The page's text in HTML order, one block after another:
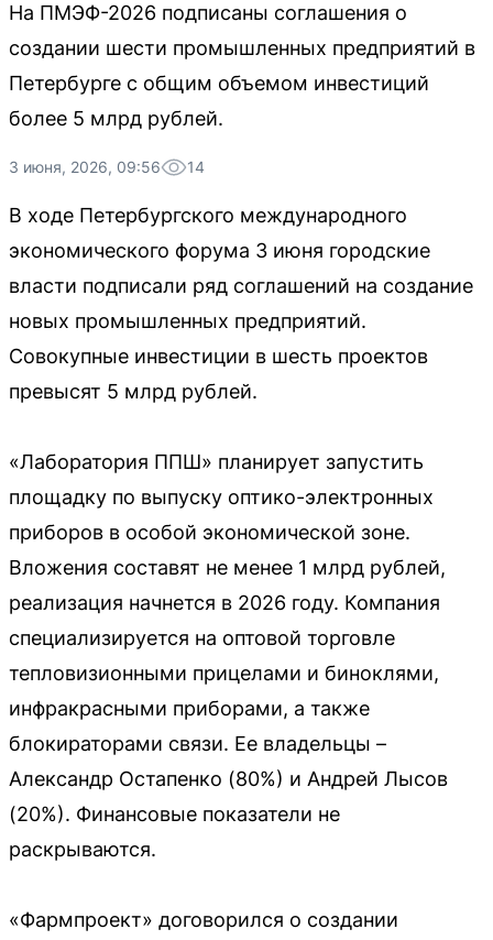
На ПМЭФ-2026 подписаны соглашения о
создании шести промышленных предприятий в
Петербурге с общим объемом инвестиций
более 5 млрд рублей.
3 июня, 2026, 09:56 14
В ходе Петербургского международного
экономического форума 3 июня городские
власти подписали ряд соглашений на создание
новых промышленных предприятий.
Совокупные инвестиции в шесть проектов
превысят 5 млрд рублей.
«Лаборатория ППШ» планирует запустить
площадку по выпуску оптико-электронных
приборов в особой экономической зоне.
Вложения составят не менее 1 млрд рублей,
реализация начнется в 2026 году. Компания
специализируется на оптовой торговле
тепловизионными прицелами и биноклями,
инфракрасными приборами, а также
блокираторами связи. Ее владельцы –
Александр Остапенко (80%) и Андрей Лысов
(20%). Финансовые показатели не
раскрываются.
«Фармпроект» договорился о создании